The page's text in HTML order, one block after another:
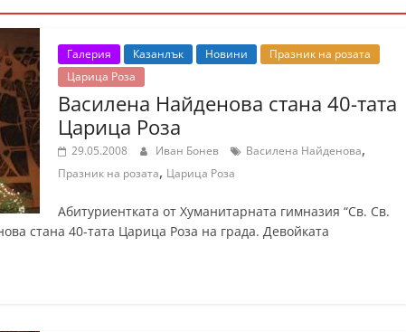
Галерия Казанлък Новини
Празник на розата
Царица Роза
Василена Найденова стана 40-тата
Царица Роза
29.05.2008 Иван Бонев Василена Найденова,
Празник на розата, Царица Роза
Абитуриентката от Хуманитарната гимназия “Св. Св.
стана 40-тата Царица Роза на града. Девойката